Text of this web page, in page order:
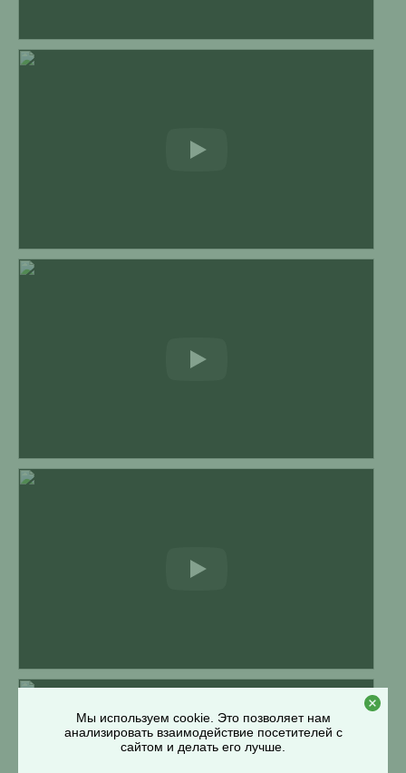
Мы используем cookie. Это позволяет нам
анализировать взаимодействие посетителей с
сайтом и делать его лучше.